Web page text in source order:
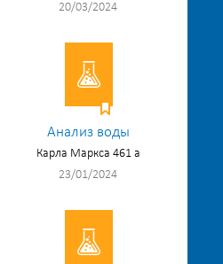
20/03/2024
Анализ воды
Карла Маркса 461 а
23/01/2024